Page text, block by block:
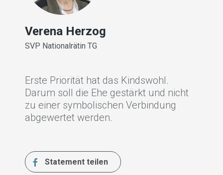
Verena Herzog
SVP Nationalrätin TG
Erste Priorität hat das Kindswohl.
Darum soll die Ehe gestärkt und nicht
zu einer symbolischen Verbindung
abgewertet werden.
Statement teilen